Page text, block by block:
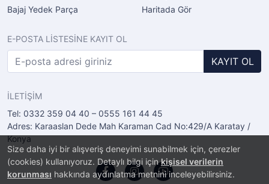
Size daha iyi bir alışveriş deneyimi sunabilmek için, çerezler
(cookies) kullanıyoruz. Detaylı bilgi içinkişisel verilerin
korunması hakkında aydınlatma metnini inceleyebilirsiniz.
Bajaj Yedek Parça
Haritada Gör
E-POSTA LİSTESİNE KAYIT OL
KAYIT OL
İLETİŞİM
Tel: 0332 359 04 40 – 0555 161 44 45
Adres: Karaaslan Dede Mah Karaman Cad No:429/A Karatay /
Konya